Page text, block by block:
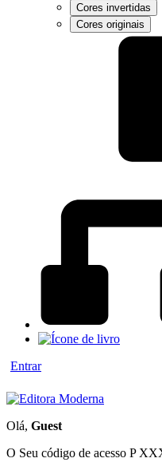
Cores invertidas
Cores originais
Entrar
Olá, Guest
O Seu código de acesso P